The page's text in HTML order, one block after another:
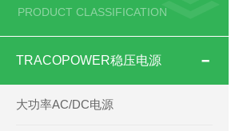
PRODUCT CLASSIFICATION
TRACOPOWER稳压电源
大功率AC/DC电源